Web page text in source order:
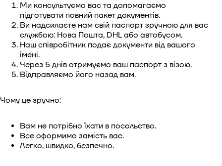
Ми консультуємо вас та допомагаємо
підготувати повний пакет документів.
Ви надсилаєте нам свій паспорт зручною для вас
службою: Нова Пошта, DHL або автобусом.
Наш співробітник подає документи від вашого
імені.
Через 5 днів отримуємо ваш паспорт з візою.
Відправляємо його назад вам.
Чому це зручно:
Вам не потрібно їхати в посольство.
Все оформимо замість вас.
Легко, швидко, безпечно.